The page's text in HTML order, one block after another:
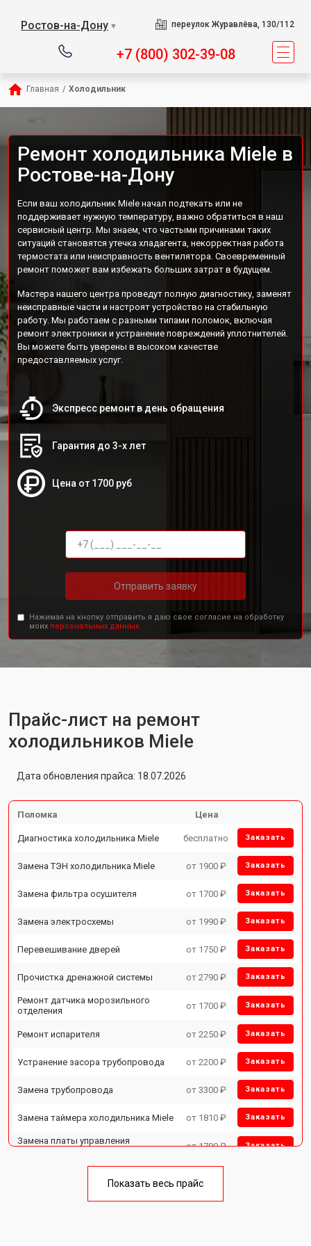
Ростов-на-Дону ▼ переулок Журавлёва, 130/112
+7 (800) 302-39-08
Главная / Холодильник
Ремонт холодильника Miele в
Ростове-на-Дону
Если ваш холодильник Miele начал подтекать или не
поддерживает нужную температуру, важно обратиться в наш
сервисный центр. Мы знаем, что частыми причинами таких
ситуаций становятся утечка хладагента, некорректная работа
термостата или неисправность вентилятора. Своевременный
ремонт поможет вам избежать больших затрат в будущем.
Мастера нашего центра проведут полную диагностику, заменят
неисправные части и настроят устройство на стабильную
работу. Мы работаем с разными типами поломок, включая
ремонт электроники и устранение повреждений уплотнителей.
Вы можете быть уверены в высоком качестве
предоставляемых услуг.
Экспресс ремонт в день обращения
Гарантия до 3-х лет
Цена от 1700 руб
Отправить заявку
Нажимая на кнопку отправить я даю свое согласие на обработку
моих персональных данных.
Прайс-лист на ремонт
холодильников Miele
Дата обновления прайса: 18.07.2026
Поломка Цена
Диагностика холодильника Miele бесплатно Заказать
Замена ТЭН холодильника Miele от 1900 ₽ Заказать
Замена фильтра осушителя от 1700 ₽ Заказать
Замена электросхемы от 1990 ₽ Заказать
Перевешивание дверей от 1750 ₽ Заказать
Прочистка дренажной системы от 2790 ₽ Заказать
Ремонт датчика морозильного
отделения
от 1700 ₽ Заказать
Ремонт испарителя от 2250 ₽ Заказать
Устранение засора трубопровода от 2200 ₽ Заказать
Замена трубопровода от 3300 ₽ Заказать
Замена таймера холодильника Miele от 1810 ₽ Заказать
Замена платы управления
от 1700 ₽ Заказать
Ремонт/замена датчика
Замена термостата от 1700 ₽
Показать весь прайс